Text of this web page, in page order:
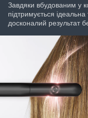
Завдяки вбудованим у
підтримується
досконалий результат